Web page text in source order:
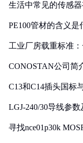
生活中常见的传感
PE100管材的含义是
工业厂房载重标准
CONOSTAN公司简
C13和C14插头国标
LGJ-240/30导线参
寻找nce01p30k